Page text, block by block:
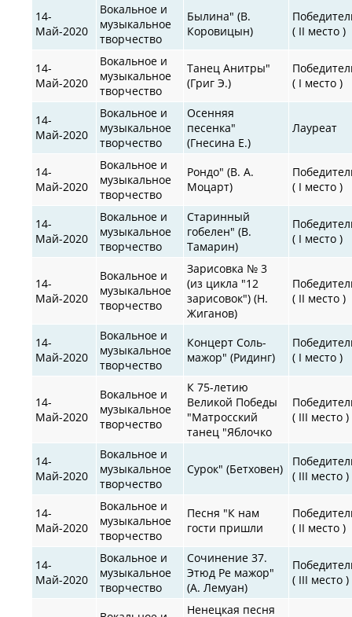
14-
Май-2020
Вокальное и
музыкальное
творчество
Былина" (В.
Коровицын)
( II место )
14-
Май-2020
Вокальное и
музыкальное
творчество
Танец Анитры"
(Григ Э.)
( I место )
14-
Май-2020
Вокальное и
музыкальное
творчество
Осенняя
песенка"
(Гнесина Е.)
Лауреат
14-
Май-2020
Вокальное и
музыкальное
творчество
Рондо" (В. А.
Моцарт)
( I место )
14-
Май-2020
Вокальное и
музыкальное
творчество
Старинный
гобелен" (В.
Тамарин)
( I место )
14-
Май-2020
Вокальное и
музыкальное
творчество
Зарисовка № 3
(из цикла "12
зарисовок") (Н.
Жиганов)
( II место )
14-
Май-2020
Вокальное и
музыкальное
творчество
Концерт Соль-
мажор" (Ридинг)
( I место )
14-
Май-2020
Вокальное и
музыкальное
творчество
К 75-летию
Великой Победы
"Матросский
танец "Яблочко
( III место )
14-
Май-2020
Вокальное и
музыкальное
творчество
Сурок" (Бетховен)
( III место )
14-
Май-2020
Вокальное и
музыкальное
творчество
Песня "К нам
гости пришли
( II место )
14-
Май-2020
Вокальное и
музыкальное
творчество
Сочинение 37.
Этюд Ре мажор"
(А. Лемуан)
( III место )
Ненецкая песня